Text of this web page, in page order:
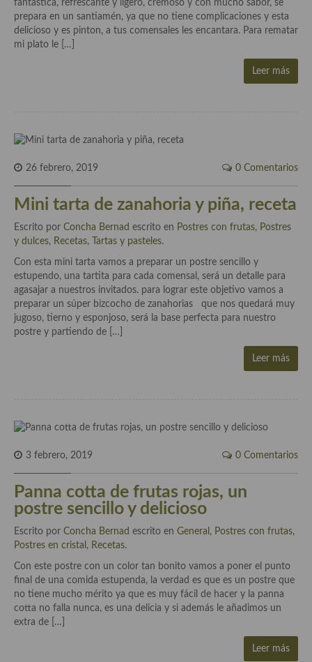
Cocina Bulgara
Cocina de Ucrania
Cocina Eslovena
Cocina Griega
Cocina Holandesa
Cocina Hungara
Cocina Irlanda
Cocina Italiana
Cocina Sueca
Cocina Suiza
Cocina Turca
fantástica, refrescante y ligero, cremoso y con mucho sabor, se
prepara en un santiamén, ya que no tiene complicaciones y esta
delicioso y es pinton, a tus comensales les encantara. Para rematar
mi plato le […]
Leer más
26 febrero, 2019 0 Comentarios
Mini tarta de zanahoria y piña, receta
Escrito por Concha Bernad escrito en Postres con frutas, Postres
y dulces, Recetas, Tartas y pasteles.
Con esta mini tarta vamos a preparar un postre sencillo y
estupendo, una tartita para cada comensal, será un detalle para
agasajar a nuestros invitados. para lograr este objetivo vamos a
preparar un súper bizcocho de zanahorias que nos quedará muy
jugoso, tierno y esponjoso, será la base perfecta para nuestro
postre y partiendo de […]
Leer más
3 febrero, 2019 0 Comentarios
Panna cotta de frutas rojas, un
postre sencillo y delicioso
Escrito por Concha Bernad escrito en General , Postres con frutas,
Postres en cristal , Recetas.
Con este postre con un color tan bonito vamos a poner el punto
final de una comida estupenda, la verdad es que es un postre que
no tiene mucho mérito ya que es muy fácil de hacer y la panna
cotta no falla nunca, es una delicia y si además le añadimos un
extra de […]
Leer más